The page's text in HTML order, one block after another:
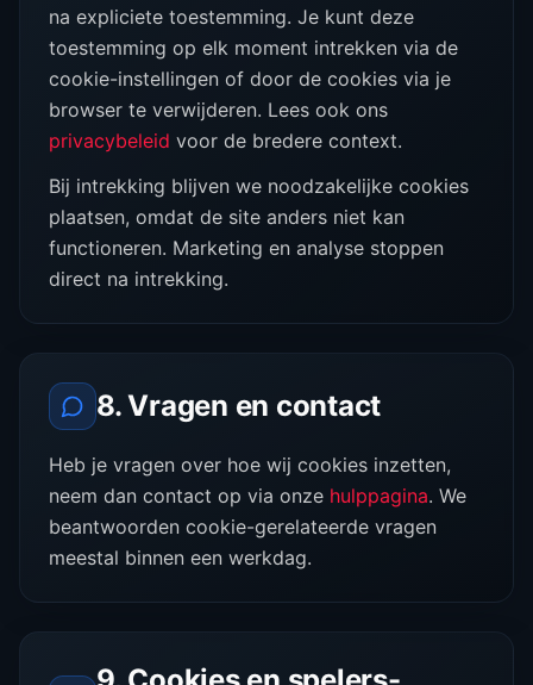
na expliciete toestemming. Je kunt deze
toestemming op elk moment intrekken via de
cookie-instellingen of door de cookies via je
browser te verwijderen. Lees ook ons
privacybeleid voor de bredere context.
Bij intrekking blijven we noodzakelijke cookies
plaatsen, omdat de site anders niet kan
functioneren. Marketing en analyse stoppen
direct na intrekking.
8. Vragen en contact
Heb je vragen over hoe wij cookies inzetten,
neem dan contact op via onze hulppagina. We
beantwoorden cookie-gerelateerde vragen
meestal binnen een werkdag.